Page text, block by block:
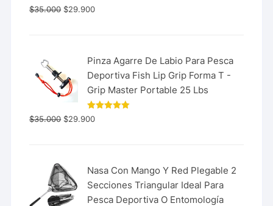
Valorado
con
$35.000 $29.900
Pinza Agarre De Labio Para Pesca
Deportiva Fish Lip Grip Forma T -
Grip Master Portable 25 Lbs
Valorado
con
$35.000 $29.900
Nasa Con Mango Y Red Plegable 2
Secciones Triangular Ideal Para
Pesca Deportiva O Entomología